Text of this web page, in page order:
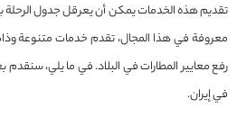
تقديم هذه الخدمات يمكن أن يعرقل جدول الرحلة
معروفة في هذا المجال، تقدم خدمات متنوعة
رفع معايير المطارات في البلاد. في ما يلي، سنقدم
في إيران.